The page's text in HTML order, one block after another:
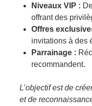
Niveaux VIP :
offrant des
Offres
invitations à des
Parrainage :
recommandent.
L’objectif est de
et de